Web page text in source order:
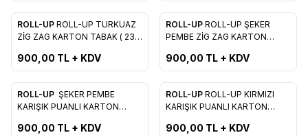
Favorilere Ekle
ROLL-UP ROLL-UP TURKUAZ
ZİG ZAG KARTON TABAK ( 23
900,00 TL + KDV
Favorilere Ekle
ROLL-UP ROLL-UP ŞEKER
PEMBE ZİG ZAG KARTON
900,00 TL + KDV
Favorilere Ekle
ROLL-UP ŞEKER PEMBE
KARIŞIK PUANLI KARTON
900,00 TL + KDV
Favorilere Ekle
ROLL-UP ROLL-UP KIRMIZI
KARIŞIK PUANLI KARTON
900,00 TL + KDV